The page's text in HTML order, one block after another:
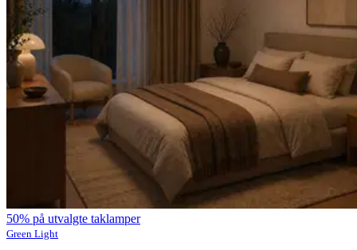
50% på utvalgte taklamper
Green Light